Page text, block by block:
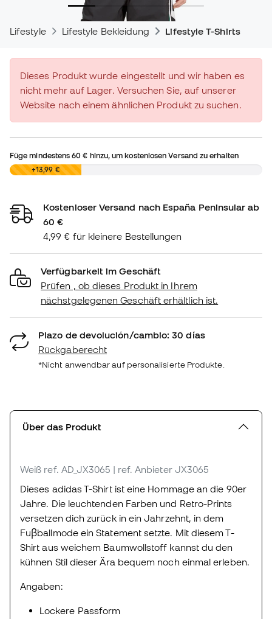
Lifestyle Lifestyle Bekleidung Lifestyle T-Shirts
Dieses Produkt wurde eingestellt und wir haben es
nicht mehr auf Lager. Versuchen Sie, auf unserer
Website nach einem ähnlichen Produkt zu suchen.
Füge mindestens60 € hinzu, um kostenlosen Versand zu erhalten
0,00 €+13,99 €
Kostenloser Versand nach España Peninsular ab
60 €
4,99 € für kleinere Bestellungen
Verfügbarkeit im Geschäft
Prüfen , ob dieses Produkt in Ihrem
nächstgelegenen Geschäft erhältlich ist.
Plazo de devolución/cambio: 30 días
Rückgaberecht
*Nicht anwendbar auf personalisierte Produkte.
Über das Produkt
Weiß ref. AD_JX3065 | ref. Anbieter JX3065
Dieses adidas T-Shirt ist eine Hommage an die 90er
Jahre. Die leuchtenden Farben und Retro-Prints
versetzen dich zurück in ein Jahrzehnt, in dem
Fuβballmode ein Statement setzte. Mit diesem T-
Shirt aus weichem Baumwollstoff kannst du den
kühnen Stil dieser Ära bequem noch einmal erleben.
Angaben:
Lockere Passform